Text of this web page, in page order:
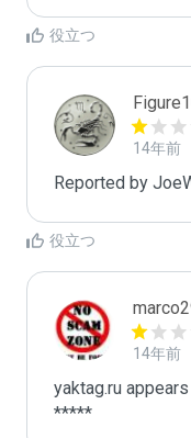
役立つ
14年前
Reported by
役立つ
14年前
yaktag.ru
*****